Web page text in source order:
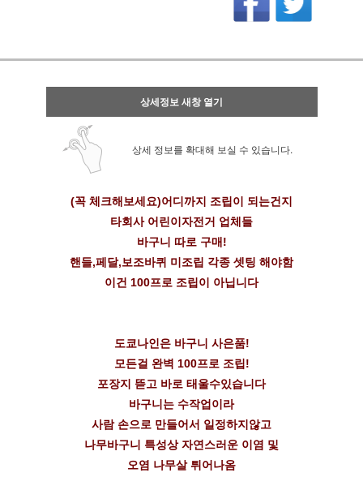
상세정보 새창 열기
상세 정보를 확대해 보실 수 있습니다.
(꼭 체크해보세요)어디까지 조립이 되는건지
타회사 어린이자전거 업체들
바구니 따로 구매!
핸들,페달,보조바퀴 미조립 각종 셋팅 해야함
이건 100프로 조립이 아닙니다
도쿄나인은 바구니 사은품!
모든걸 완벽 100프로 조립!
포장지 뜯고 바로 태울수있습니다
바구니는 수작업이라
사람 손으로 만들어서 일정하지않고
나무바구니 특성상 자연스러운 이염 및
오염 나무살 튀어나옴